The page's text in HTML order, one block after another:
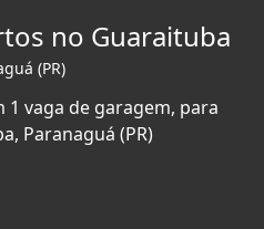
no Guaraituba
(PR)
vaga de garagem, para
Paranaguá (PR)